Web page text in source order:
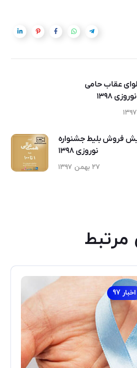
عقاب حامی
۱۳۹۸
فروش بلیط جشنواره
نوروزی ۱۳۹۸
۲۷ بهمن ۱۳۹۷
اخبار 97